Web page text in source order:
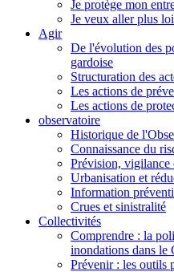
Je protège mon
Je veux aller plus
Agir
De l'évolution des
gardoise
Structuration des
Les actions de
Les actions de
observatoire
Historique de
Connaissance du
Prévision, vigilance
Urbanisation et
Information
Crues et sinistralité
Collectivités
Comprendre : la
inondations dans le
Prévenir : les outils